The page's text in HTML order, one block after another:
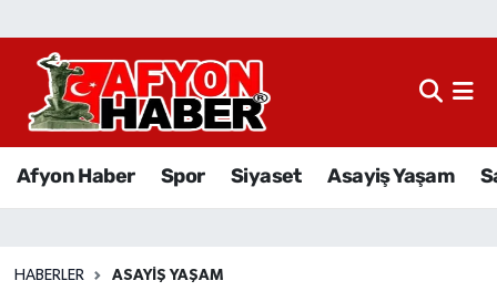
Afyon Haber Spor Siyaset Asayiş Yaşam
HABERLER ASAYIŞ YAŞAM
Afyon Haber